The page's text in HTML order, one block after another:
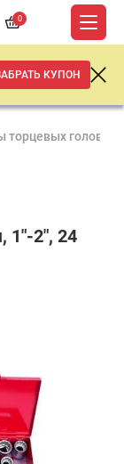
0
КУПОН
торцевых головок
1"-2", 24